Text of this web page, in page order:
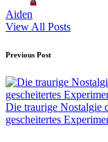
Aiden
View All Posts
Post
navigation
Previous Post
Die traurige Nostalgie
gescheitertes